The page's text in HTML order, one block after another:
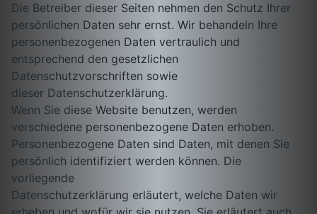
Die Betreiber dieser Seiten nehmen den Schutz Ihrer
persönlichen Daten sehr ernst. Wir behandeln Ihre
personenbezogenen Daten vertraulich und
entsprechend den gesetzlichen
Datenschutzvorschriften sowie
dieser Datenschutzerklärung.
Wenn Sie diese Website benutzen, werden
verschiedene personenbezogene Daten erhoben.
Personenbezogene Daten sind Daten, mit denen Sie
persönlich identifiziert werden können. Die
vorliegende
Datenschutzerklärung erläutert, welche Daten wir